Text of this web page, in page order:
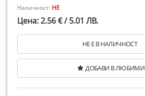
Наличност: НЕ
Цена: 2.56 € / 5.01 ЛВ.
НЕ Е В НАЛИЧНОСТ
ДОБАВИ В ЛЮБИМИ